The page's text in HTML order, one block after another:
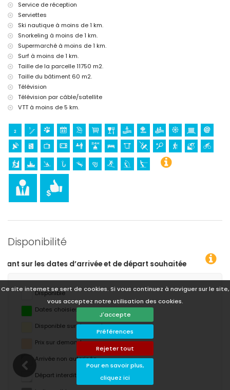
Ce site internet se sert de cookies. Si vous continuez à naviguer sur le site,
vous acceptez notre utilisation des cookies.
J'accepte
Préférences
Rejeter tout
Pour en savoir plus,
cliquez ici
Sports
pêche, plongée, snorkeling, surf, planche à voile et ski nautique (à
moins de 1000 mètres de l'appartement)
tennis, randonnée, vélo de montagne, cyclisme, escalade, canoë et
kayak (à moins de 5 kilomètres de l'appartement)
golf (Golf La Sella) et équitation (à moins de 10 kilomètres de
l'appartement)
Service de réception
Serviettes
Ski nautique à moins de 1 km.
Snorkeling à moins de 1 km.
Supermarché à moins de 1 km.
Surf à moins de 1 km.
Taille de la parcelle 11750 m2.
Taille du bâtiment 60 m2.
Télévision
Télévision par câble/satellite
VTT à moins de 5 km.
Disponibilité
Disponible
Dates choisies
Disponible sur demande
Prix ​​sur demande
Arrivée non autorisée
Départ interdit